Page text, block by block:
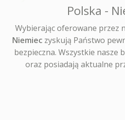
Polska -
Wybierając oferowane przez
Niemiec zyskują Państwo
bezpieczna. Wszystkie nasze
oraz posiadają aktualne